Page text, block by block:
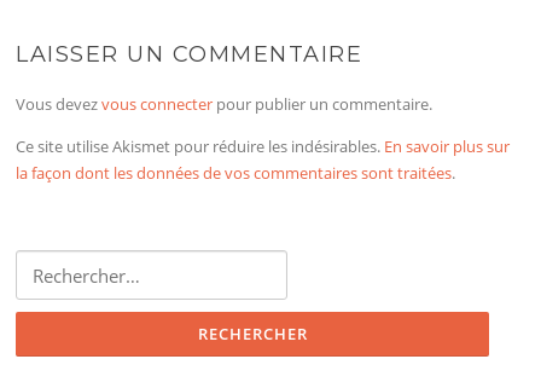
LAISSER UN COMMENTAIRE
Vous devezvous connecter pour publier un commentaire.
Ce site utilise Akismet pour réduire les indésirables. En savoir plus sur
la façon dont les données de vos commentaires sont traitées.